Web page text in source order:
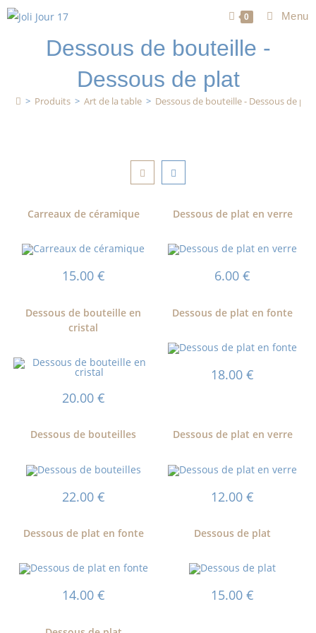
0 Menu
Dessous de bouteille -
Dessous de plat
> Produits > Art de la table > Dessous de bouteille - Dessous de plat
Carreaux de céramique
15.00 €
Dessous de plat en verre
6.00€
Dessous de bouteille en
cristal
20.00 €
Dessous de plat en fonte
18.00€
Dessous de bouteilles
22.00 €
Dessous de plat en verre
12.00€
Dessous de plat en fonte
14.00 €
Dessous de plat
15.00€